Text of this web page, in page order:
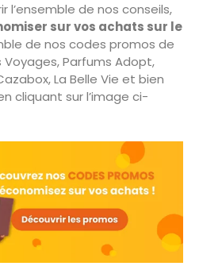
l’ensemble de nos conseils,
sur vos achats sur le
de nos codes promos de
Parfums Adopt,
La Belle Vie et bien
cliquant sur l’image ci-